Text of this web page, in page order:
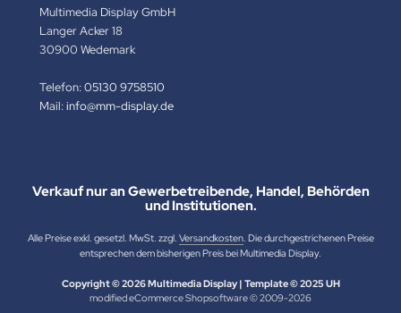
Multimedia Display GmbH
Langer Acker 18
30900 Wedemark
Telefon:05130 9758510
Mail:info@mm-display.de
Verkauf nur an Gewerbetreibende, Handel, Behörden
und Institutionen.
Alle Preise exkl. gesetzl. MwSt. zzgl. Versandkosten. Die durchgestrichenen Preise
entsprechen dem bisherigen Preis bei Multimedia Display.
Copyright © 2026 Multimedia Display | Template © 2025 UH
modified eCommerce Shopsoftware © 2009-2026